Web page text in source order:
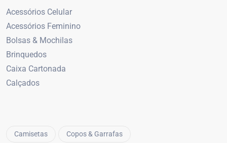
Acessórios Celular
Acessórios Feminino
Bolsas & Mochilas
Brinquedos
Caixa Cartonada
Calçados
Camisetas Copos & Garrafas